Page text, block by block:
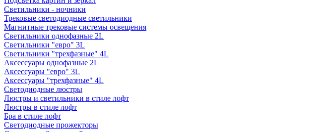
Светильники - ночники
Трековые светодиодные светильники
Магнитные трековые системы освещения
Светильники однофазные 2L
Светильники "евро" 3L
Светильники "трехфазные" 4L
Аксессуары однофазные 2L
Аксессуары "евро" 3L
Аксессуары "трехфазные" 4L
Светодиодные люстры
Люстры и светильники в стиле лофт
Люстры в стиле лофт
Бра в стиле лофт
Светодиодные прожекторы